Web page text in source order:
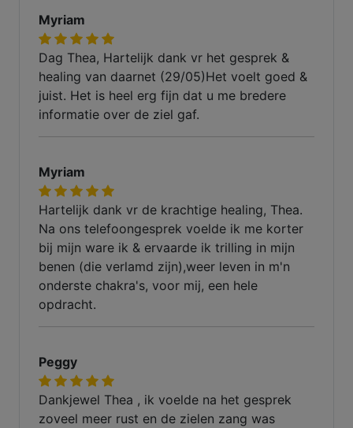
Myriam
Dag Thea, Hartelijk dank vr het gesprek &
healing van daarnet (29/05)Het voelt goed &
juist. Het is heel erg fijn dat u me bredere
informatie over de ziel gaf.
Myriam
Hartelijk dank vr de krachtige healing, Thea.
Na ons telefoongesprek voelde ik me korter
bij mijn ware ik & ervaarde ik trilling in mijn
benen (die verlamd zijn),weer leven in m'n
onderste chakra's, voor mij, een hele
opdracht.
Peggy
Dankjewel Thea , ik voelde na het gesprek
zoveel meer rust en de zielen zang was